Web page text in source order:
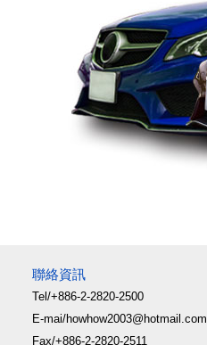
聯絡資訊
Tel/+886-2-2820-2500
E-mai/howhow2003@hotmail.com
Fax/+886-2-2820-2511